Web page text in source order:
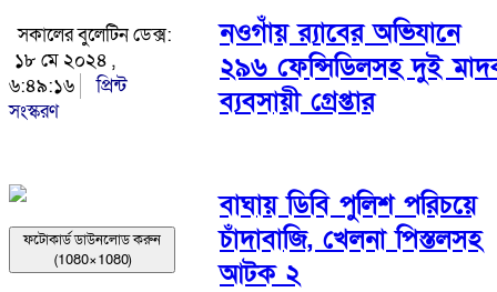
সকালের বুলেটিন ডেক্স:
১৮ মে ২০২৪ ,
৬:৪৯:১৬
প্রিন্ট
সংস্করণ
ফটোকার্ড ডাউনলোড করুন
(1080×1080)
নওগাঁয় র‌্যাবের অভিযানে
২৯৬ ফেন্সিডিলসহ দুই
ব্যবসায়ী গ্রেপ্তার
বাঘায় ডিবি পুলিশ পরিচয়ে
চাঁদাবাজি, খেলনা পিস্তলসহ
আটক ২